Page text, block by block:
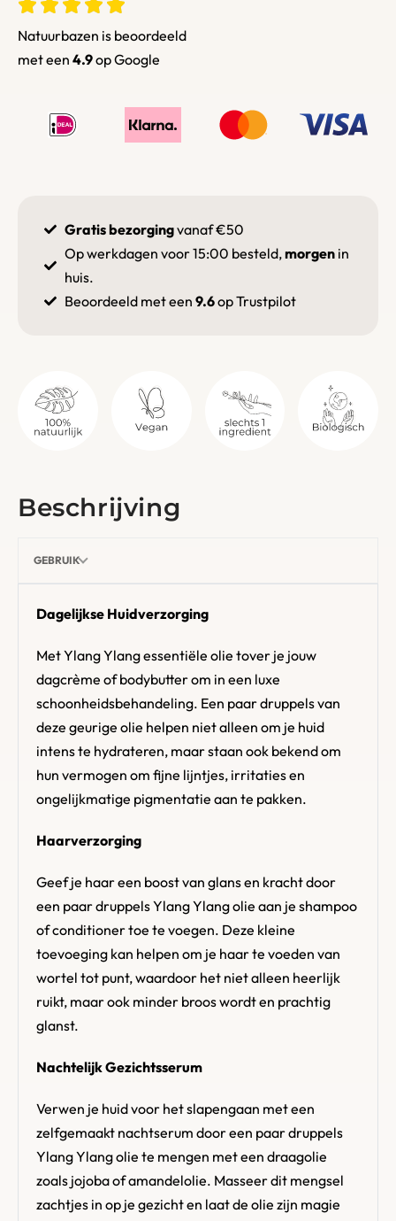
Natuurbazen is beoordeeld
met een 4.9opGoogle
Gratis bezorgingvanaf €50
Op werkdagen voor 15:00 besteld,morgenin
huis.
Beoordeeld met een 9.6op Trustpilot
Beschrijving
GEBRUIK
Dagelijkse Huidverzorging
Met Ylang Ylang essentiële olie tover je jouw
dagcrème of bodybutter om in een luxe
schoonheidsbehandeling. Een paar druppels van
deze geurige olie helpen niet alleen om je huid
intens te hydrateren, maar staan ook bekend om
hun vermogen om fijne lijntjes, irritaties en
ongelijkmatige pigmentatie aan te pakken.
Haarverzorging
Geef je haar een boost van glans en kracht door
een paar druppels Ylang Ylang olie aan je shampoo
of conditioner toe te voegen. Deze kleine
toevoeging kan helpen om je haar te voeden van
wortel tot punt, waardoor het niet alleen heerlijk
ruikt, maar ook minder broos wordt en prachtig
glanst.
Nachtelijk Gezichtsserum
Verwen je huid voor het slapengaan met een
zelfgemaakt nachtserum door een paar druppels
Ylang Ylang olie te mengen met een draagolie
zoals jojoba of amandelolie. Masseer dit mengsel
zachtjes in op je gezicht en laat de olie zijn magie